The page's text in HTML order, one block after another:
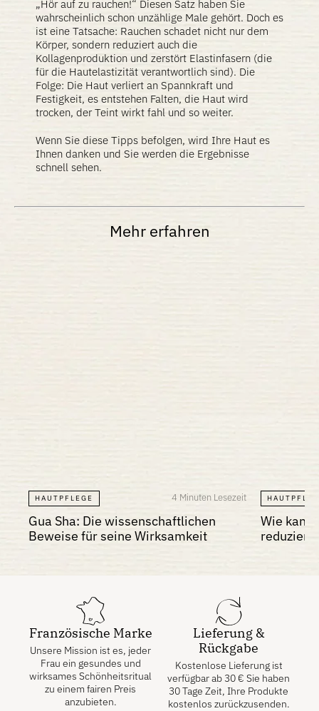
„Hör auf zu rauchen!“ Diesen Satz haben Sie
wahrscheinlich schon unzählige Male gehört. Doch es
ist eine Tatsache: Rauchen schadet nicht nur dem
Körper, sondern reduziert auch die
Kollagenproduktion und zerstört Elastinfasern (die
für die Hautelastizität verantwortlich sind). Die
Folge: Die Haut verliert an Spannkraft und
Festigkeit, es entstehen Falten, die Haut wird
trocken, der Teint wirkt fahl und so weiter.
Wenn Sie diese Tipps befolgen, wird Ihre Haut es
Ihnen danken und Sie werden die Ergebnisse
schnell sehen.
Mehr erfahren
HAUTPFLEGE 4 Minuten Lesezeit
Gua Sha: Die wissenschaftlichen
Beweise für seine Wirksamkeit
Wie kann
Französische Marke
Unsere Mission ist es, jeder
Frau ein gesundes und
wirksames Schönheitsritual
zu einem fairen Preis
anzubieten.
Lieferung &
Rückgabe
Kostenlose Lieferung ist
verfügbar ab 30 € Sie haben
30 Tage Zeit, Ihre Produkte
kostenlos zurückzusenden.